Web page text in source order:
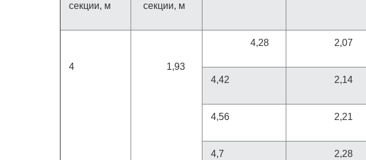
секции, м секции, м
4 1,93
4,28 2,07
4,42 2,14
4,56 2,21
4,7 2,28